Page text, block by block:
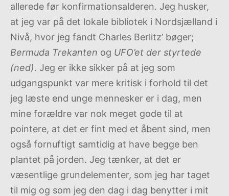
allerede før konfirmationsalderen. Jeg husker,
at jeg var på det lokale bibliotek i Nordsjælland i
Nivå, hvor jeg fandt Charles Berlitz’ bøger;
Bermuda Trekanten og UFO’et der styrtede
(ned). Jeg er ikke sikker på at jeg som
udgangspunkt var mere kritisk i forhold til det
jeg læste end unge mennesker er i dag, men
mine forældre var nok meget gode til at
pointere, at det er fint med et åbent sind, men
også fornuftigt samtidig at have begge ben
plantet på jorden. Jeg tænker, at det er
væsentlige grundelementer, som jeg har taget
til mig og som jeg den dag i dag benytter i mit